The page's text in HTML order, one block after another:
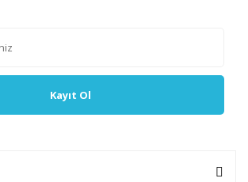
Kayıt Ol